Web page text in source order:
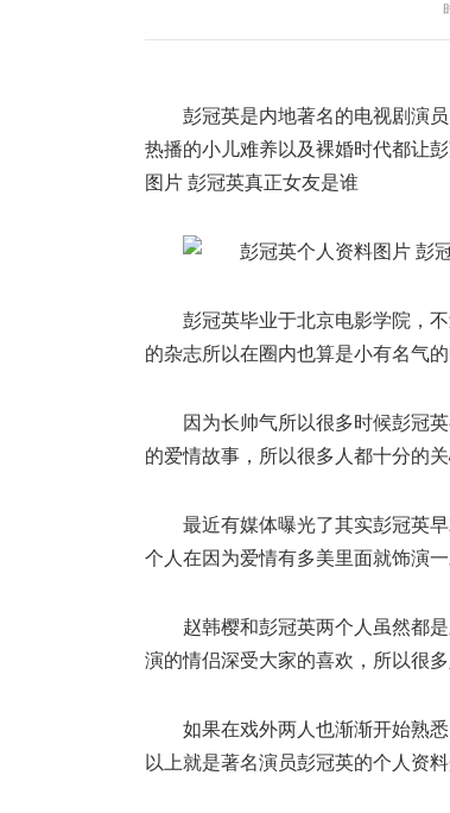
彭冠英是内地著名的电视剧演
热播的小儿难养以及裸婚时代都让
图片 彭冠英真正女友是谁
彭冠英毕业于北京电影学院，
的杂志所以在圈内也算是小有名气
因为长帅气所以很多时候彭冠
的爱情故事，所以很多人都十分的
最近有媒体曝光了其实彭冠英
个人在因为爱情有多美里面就饰演一
赵韩樱和彭冠英两个人虽然都
演的情侣深受大家的喜欢，所以很
如果在戏外两人也渐渐开始熟
以上就是著名演员彭冠英的个人资